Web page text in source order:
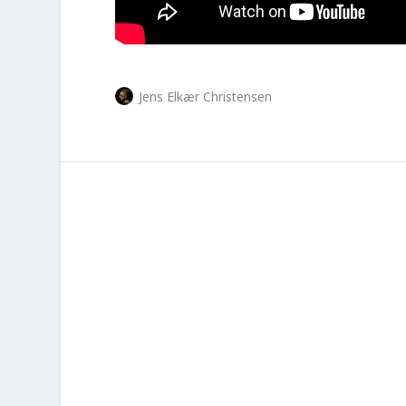
Jens Elkær Christensen